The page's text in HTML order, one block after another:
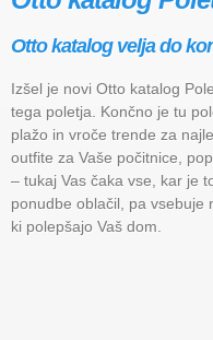
Otto katalog velja do
Izšel je novi Otto katalog
tega poletja. Končno je tu
plažo in vroče trende za
outfite za Vaše počitnice,
– tukaj Vas čaka vse, kar je
ponudbe oblačil, pa vsebuje
ki polepšajo Vaš dom.